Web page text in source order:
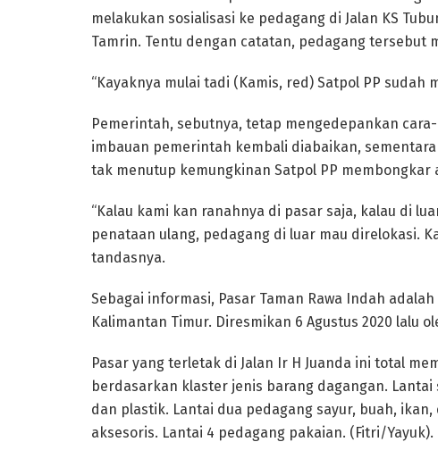
melakukan sosialisasi ke pedagang di Jalan KS
Tamrin. Tentu dengan catatan, pedagang tersebut
“Kayaknya mulai tadi (Kamis, red) Satpol PP sudah
Pemerintah, sebutnya, tetap mengedepankan
imbauan pemerintah kembali diabaikan,
tak menutup kemungkinan Satpol PP
“Kalau kami kan ranahnya di pasar saja, kalau di
penataan ulang, pedagang di luar mau direlokasi.
tandasnya.
Sebagai informasi, Pasar Taman Rawa Indah
Kalimantan Timur. Diresmikan 6 Agustus 2020 lalu
Pasar yang terletak di Jalan Ir H Juanda ini total
berdasarkan klaster jenis barang dagangan.
dan plastik. Lantai dua pedagang sayur, buah,
aksesoris. Lantai 4 pedagang pakaian. (Fitri/Yayuk).